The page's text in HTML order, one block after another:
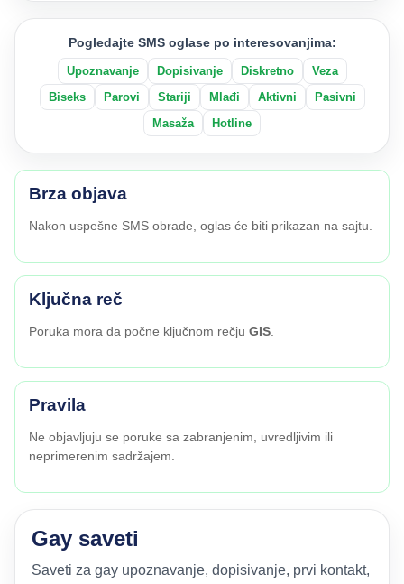
Pogledajte SMS oglase po interesovanjima:
Upoznavanje Dopisivanje Diskretno
Veza
Biseks
Parovi Stariji Mlađi Aktivni
Pasivni
Masaža
Hotline
Brza objava
Nakon uspešne SMS obrade, oglas će biti prikazan na sajtu.
Ključna reč
Poruka mora da počne ključnom rečju GIS
Pravila
Ne objavljuju se poruke sa zabranjenim, uvredljivim ili
neprimerenim sadržajem.
Gay saveti
Saveti za gay upoznavanje, dopisivanje, prvi kontakt,